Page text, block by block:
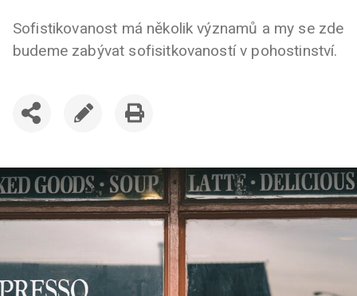
Sofistikovanost má několik významů a my se zde
budeme zabývat sofisitkovaností v pohostinství.